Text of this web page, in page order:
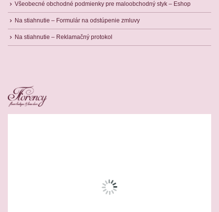
Všeobecné obchodné podmienky pre maloobchodný styk – Eshop
Na stiahnutie – Formulár na odstúpenie zmluvy
Na stiahnutie – Reklamačný protokol